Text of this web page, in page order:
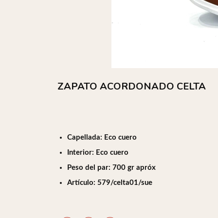
ZAPATO ACORDONADO CELTA
Capellada: Eco cuero
Interior: Eco cuero
Peso del par: 700 gr apróx
Artículo: 579/celta01/sue